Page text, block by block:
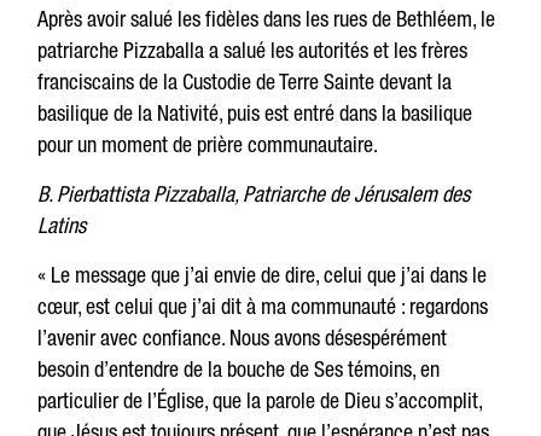
Après avoir salué les fidèles dans les rues de Bethléem, le
patriarche Pizzaballa a salué les autorités et les frères
franciscains de la Custodie de Terre Sainte devant la
basilique de la Nativité, puis est entré dans la basilique
pour un moment de prière communautaire.
B. Pierbattista Pizzaballa, Patriarche de Jérusalem des
Latins
« Le message que j’ai envie de dire, celui que j’ai dans le
cœur, est celui que j’ai dit à ma communauté : regardons
l’avenir avec confiance. Nous avons désespérément
besoin d’entendre de la bouche de Ses témoins, en
particulier de l’Église, que la parole de Dieu s’accomplit,